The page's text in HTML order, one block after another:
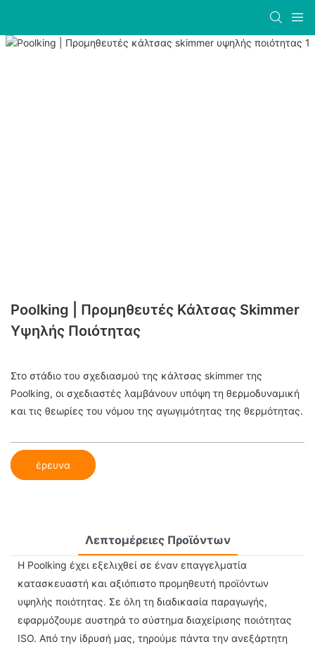
Poolking | Προμηθευτές Κάλτσας Skimmer
Υψηλής Ποιότητας
Στο στάδιο του σχεδιασμού της κάλτσας skimmer της
Poolking, οι σχεδιαστές λαμβάνουν υπόψη τη θερμοδυναμική
και τις θεωρίες του νόμου της αγωγιμότητας της θερμότητας.
έρευνα
Λεπτομέρειες Προϊόντων
Η Poolking έχει εξελιχθεί σε έναν επαγγελματία
κατασκευαστή και αξιόπιστο προμηθευτή προϊόντων
υψηλής ποιότητας. Σε όλη τη διαδικασία παραγωγής,
εφαρμόζουμε αυστηρά το σύστημα διαχείρισης ποιότητας
ISO. Από την ίδρυσή μας, τηρούμε πάντα την ανεξάρτητη